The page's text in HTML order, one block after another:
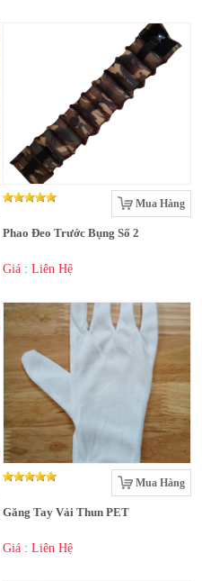
Mua Hàng
Phao Đeo Trước Bụng Số 2
Giá : Liên Hệ
Mua Hàng
Găng Tay Vải Thun PET
Giá : Liên Hệ